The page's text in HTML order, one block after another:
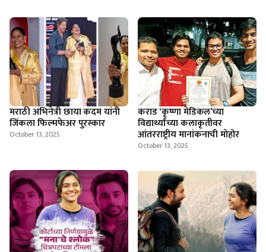
मराठी अभिनेत्री छाया कदम यांनी
जिंकला फिल्मफेअर पुरस्कार
October 13, 2025
कराड ‘कृष्णा मेडिकल’च्या
विद्यार्थ्यांच्या कलाकृतीवर
आंतरराष्ट्रीय मानांकनाची मोहोर
October 13, 2025